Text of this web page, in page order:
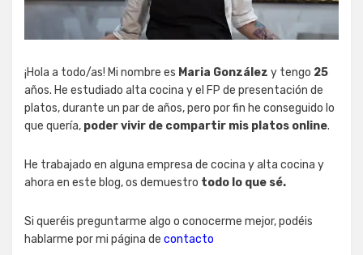
¡Hola a todo/as! Mi nombre es Maria González y tengo 25
años. He estudiado alta cocina y el FP de presentación de
platos, durante un par de años, pero por fin he conseguido lo
que quería, poder vivir de compartir mis platos online.
He trabajado en alguna empresa de cocina y alta cocina y
ahora en este blog, os demuestro todo lo que sé.
Si queréis preguntarme algo o conocerme mejor, podéis
hablarme por mi página de contacto